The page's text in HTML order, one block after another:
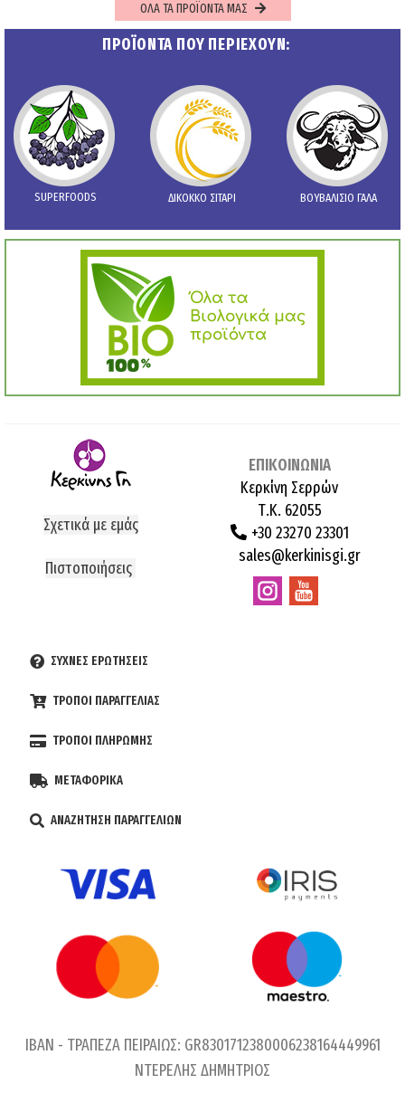
ΟΛΑ ΤΑ ΠΡΟΪΟΝΤΑ ΜΑΣ
ΠΡΟΪΟΝΤΑ ΠΟΥ ΠΕΡΙΕΧΟΥΝ:
SUPERFOODS ΔΙΚΟΚΚΟ ΣΙΤΑΡΙ ΒΟΥΒΑΛΙΣΙΟ ΓΑΛΑ
Σχετικά με εμάς
Πιστοποιήσεις
ΕΠΙΚΟΙΝΩΝΙΑ
Κερκίνη Σερρών
Τ.Κ. 62055
+30 23270 23301
sales@kerkinisgi.gr
ΣΥΧΝΕΣ ΕΡΩΤΗΣΕΙΣ
ΤΡΟΠΟΙ ΠΑΡΑΓΓΕΛΙΑΣ
ΤΡΟΠΟΙ ΠΛΗΡΩΜΗΣ
ΜΕΤΑΦΟΡΙΚΑ
ΑΝΑΖΗΤΗΣΗ ΠΑΡΑΓΓΕΛΙΩΝ
IBAN - ΤΡΑΠΕΖΑ ΠΕΙΡΑΙΩΣ: GR8301712380006238164449961
ΝΤΕΡΕΛΗΣ ΔΗΜΗΤΡΙΟΣ